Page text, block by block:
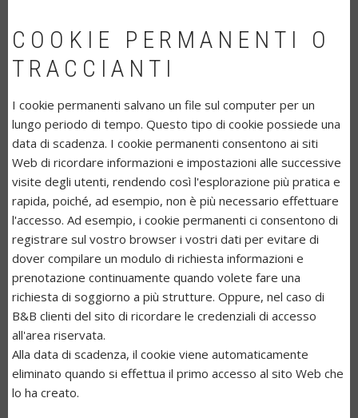
COOKIE PERMANENTI O
TRACCIANTI
I cookie permanenti salvano un file sul computer per un
lungo periodo di tempo. Questo tipo di cookie possiede una
data di scadenza. I cookie permanenti consentono ai siti
Web di ricordare informazioni e impostazioni alle successive
visite degli utenti, rendendo così l'esplorazione più pratica e
rapida, poiché, ad esempio, non è più necessario effettuare
l'accesso. Ad esempio, i cookie permanenti ci consentono di
registrare sul vostro browser i vostri dati per evitare di
dover compilare un modulo di richiesta informazioni e
prenotazione continuamente quando volete fare una
richiesta di soggiorno a più strutture. Oppure, nel caso di
B&B clienti del sito di ricordare le credenziali di accesso
all'area riservata.
Alla data di scadenza, il cookie viene automaticamente
eliminato quando si effettua il primo accesso al sito Web che
lo ha creato.